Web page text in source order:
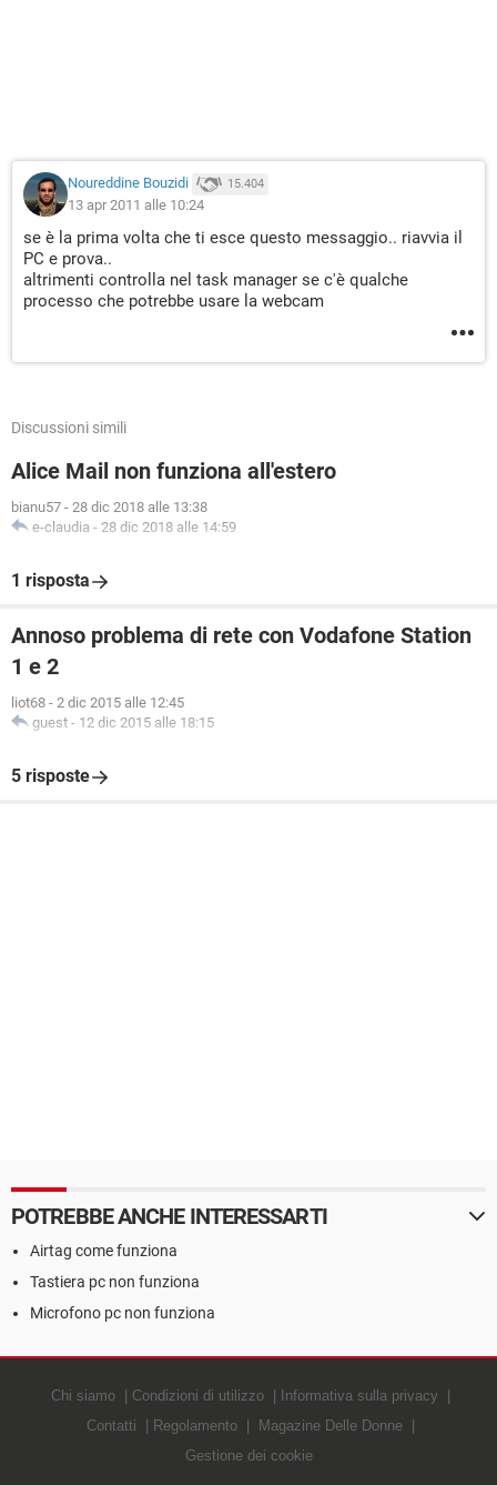
Noureddine Bouzidi 15.404
13 apr 2011 alle 10:24
se è la prima volta che ti esce questo messaggio.. riavvia il
PC e prova..
altrimenti controlla nel task manager se c'è qualche
processo che potrebbe usare la webcam
Discussioni simili
Alice Mail non funziona all'estero
bianu57 - 28 dic 2018 alle 13:38
e-claudia - 28 dic 2018 alle 14:59
1 risposta
Annoso problema di rete con Vodafone Station
1 e 2
liot68 - 2 dic 2015 alle 12:45
guest - 12 dic 2015 alle 18:15
5 risposte
POTREBBE ANCHE INTERESSARTI
Airtag come funziona
Tastiera pc non funziona
Microfono pc non funziona
Chi siamo Condizioni di utilizzo
Informativa sulla privacy
Contatti
Regolamento
Magazine Delle Donne
Gestione dei cookie